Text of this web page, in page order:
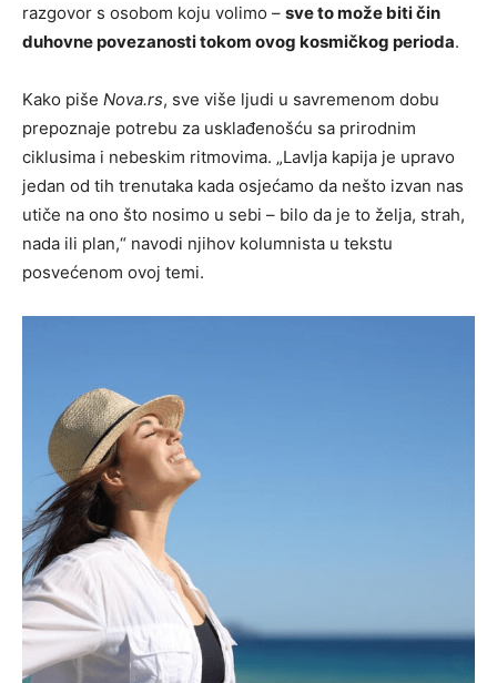
razgovor s osobom koju volimo – sve to može biti čin
duhovne povezanosti tokom ovog kosmičkog perioda.
Kako piše Nova.rs, sve više ljudi u savremenom dobu
prepoznaje potrebu za usklađenošću sa prirodnim
ciklusima i nebeskim ritmovima. „Lavlja kapija je upravo
jedan od tih trenutaka kada osjećamo da nešto izvan nas
utiče na ono što nosimo u sebi – bilo da je to želja, strah,
nada ili plan,“ navodi njihov kolumnista u tekstu
posvećenom ovoj temi.